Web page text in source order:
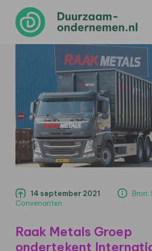
14 september 2021
Bron:
Convenanten
Raak Metals Groep
ondertekent